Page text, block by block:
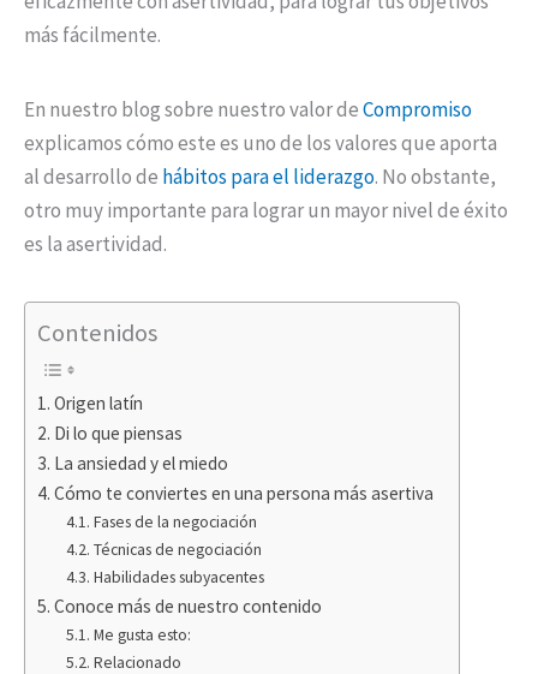
más fácilmente.
En nuestro blog sobre nuestro valor deCompromiso
explicamos cómo este es uno de los valores que aporta
al desarrollo de hábitos para el liderazgo. No obstante,
otro muy importante para lograr un mayor nivel de éxito
es la asertividad.
Contenidos
Origen latín
Di lo que piensas
La ansiedad y el miedo
Cómo te conviertes en una persona más asertiva
Fases de la negociación
Técnicas de negociación
Habilidades subyacentes
Conoce más de nuestro contenido
Me gusta esto:
Relacionado